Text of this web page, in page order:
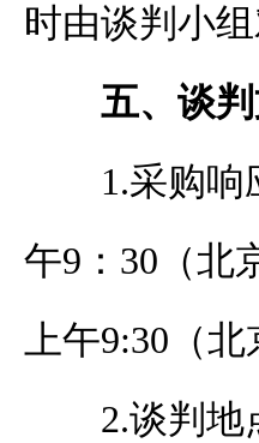
时由谈判小
五、谈
1.采购响
午9 ： 30（北
上午9:30（北
2.谈判